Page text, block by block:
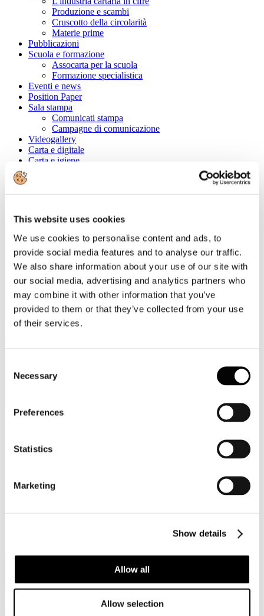
This website uses cookies
We use cookies to personalise content and ads, to
provide social media features and to analyse our traffic.
We also share information about your use of our site with
our social media, advertising and analytics partners who
may combine it with other information that you’ve
provided to them or that they’ve collected from your use
of their services.
Selection
Necessary
Preferences
Statistics
Marketing
Show details
Allow all
Allow selection
Produzione e scambi
Cruscotto della circolarità
Materie prime
Pubblicazioni
Scuola e formazione
Assocarta per la scuola
Formazione specialistica
Eventi e news
Position Paper
Sala stampa
Comunicati stampa
Campagne di comunicazione
Videogallery
Carta e digitale
Carta e igiene
Ragione Sociale
Categorie merceologiche
Tel. +39 02-290.03018 r.a